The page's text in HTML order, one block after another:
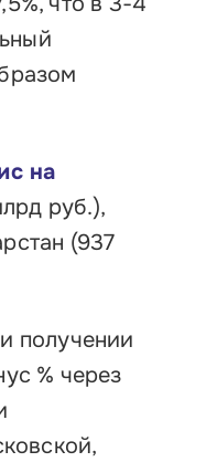
на
руб.),
(937
получении
% через